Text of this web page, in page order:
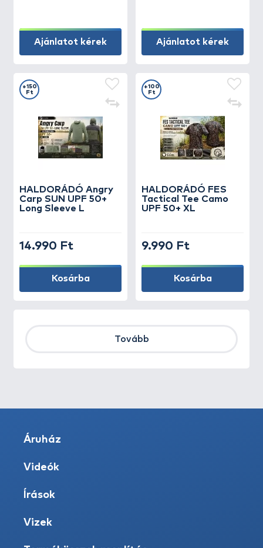
Ajánlatot kérek Ajánlatot kérek
HALDORÁDÓ Angry
Carp SUN UPF 50+
Long Sleeve L
+150
Ft
14.990 Ft
Kosárba
HALDORÁDÓ FES
Tactical Tee Camo
UPF 50+ XL
+100
Ft
9.990 Ft
Kosárba
Tovább
Áruház
Videók
Írások
Vizek